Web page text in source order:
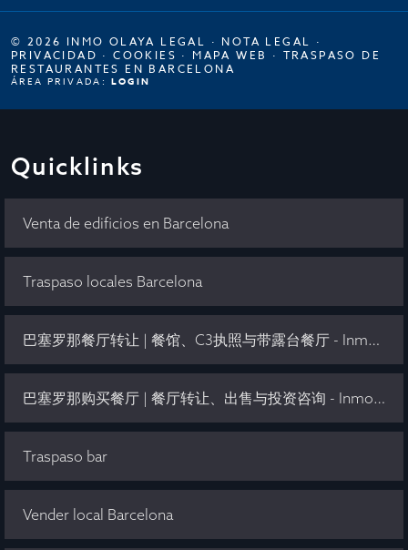
© 2026 INMO OLAYA LEGAL · NOTA LEGAL ·
PRIVACIDAD ·COOKIES · MAPA WEB · TRASPASO DE
RESTAURANTES EN BARCELONA
ÁREA PRIVADA: LOGIN
Quicklinks
Venta de edificios en Barcelona
Traspaso locales Barcelona
巴塞罗那餐厅转让 | 餐馆、C3执照与带露台餐厅 - Inmo Olaya
巴塞罗那购买餐厅 | 餐厅转让、出售与投资咨询 - Inmo Olaya
Traspaso bar
Vender local Barcelona